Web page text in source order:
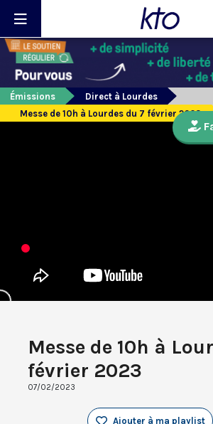
Émissions
Direct à Lourdes
Messe de 10h à Lourdes du 7 février 2023
Messe de 10h à
février 2023
07/02/2023
Ajouter à ma playlist